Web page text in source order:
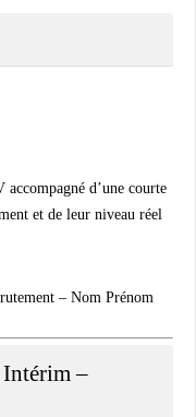
d’une courte
et de leur niveau réel
– Nom Prénom
–